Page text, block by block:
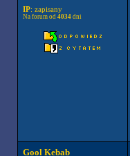
IP: zapisany
Na forum od 4034dni
Gool Kebab